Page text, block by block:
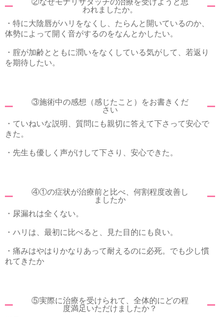
われましたか。
・特に大陰唇がハリをなくし、たらんと開いているのか、
体勢によって開く音がするのをなんとかしたい。
・腟が加齢とともに潤いをなくしている気がして、若返り
を期待したい。
③施術中の感想（感じたこと）をお書きくだ
さい
・ていねいな説明、質問にも親切に答えて下さって安心で
きた。
・先生も優しく声がけして下さり、安心できた。
④①の症状が治療前と比べ、何割程度改善し
ましたか
・尿漏れは全くない。
・ハリは、最初に比べると、見た目的にも良い。
・痛みはやはりかなりあって耐えるのに必死。でも少し慣
れてきたか
⑤実際に治療を受けられて、全体的にどの程
度満足いただけましたか？